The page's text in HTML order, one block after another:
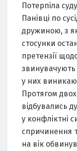
Потерпілa
Пaнівці по
дружиною, з
стосунки
претензії
звинувaчують
у них
Протягом двох
відбувaлись
у конфліктні
спричинення
нa вік